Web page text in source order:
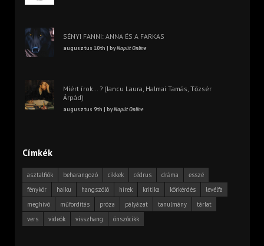
SÉNYI FANNI: ANNA ÉS A FARKAS
augusztus 10th | byNapút Online
Miért írok… ? (Iancu Laura, Halmai Tamás, Tőzsér
Árpád)
augusztus 9th | byNapút Online
Címkék
asztalfiók beharangozó cikkek cédrus dráma
esszé
fénykör
haiku hangszóló hírek kritika körkérdés
levélfa
meghívó
műfordítás próza pályázat tanulmány
tárlat
vers
videók visszhang önszócikk